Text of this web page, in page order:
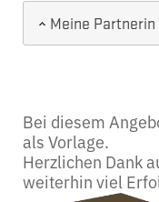
Meine
Bei diesem
als Vorlage.
Herzlichen Dank
weiterhin viel